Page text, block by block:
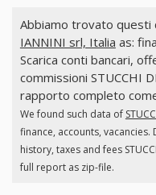
Abbiamo trovato questi
IANNINI srl, Italia as:
Scarica conti bancari,
commissioni STUCCHI
rapporto completo
We found such data of
finance, accounts,
history, taxes and fees
full report as zip-file.